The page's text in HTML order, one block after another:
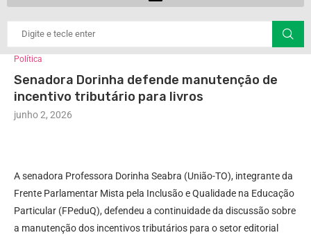
Política
Senadora Dorinha defende manutenção de
incentivo tributário para livros
junho 2, 2026
A senadora Professora Dorinha Seabra (União-TO), integrante da
Frente Parlamentar Mista pela Inclusão e Qualidade na Educação
Particular (FPeduQ), defendeu a continuidade da discussão sobre
a manutenção dos incentivos tributários para o setor editorial